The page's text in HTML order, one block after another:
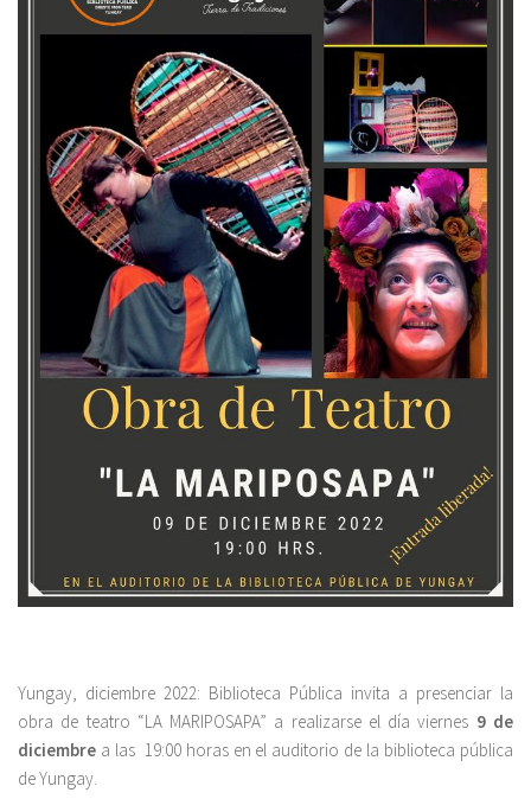
Yungay, diciembre 2022: Biblioteca Pública invita a presenciar la
obra de teatro “LA MARIPOSAPA” a realizarse el día viernes 9 de
diciembre a las 19:00 horas en el auditorio de la biblioteca pública
de Yungay.